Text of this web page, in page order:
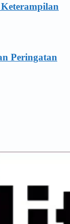
Peringatan